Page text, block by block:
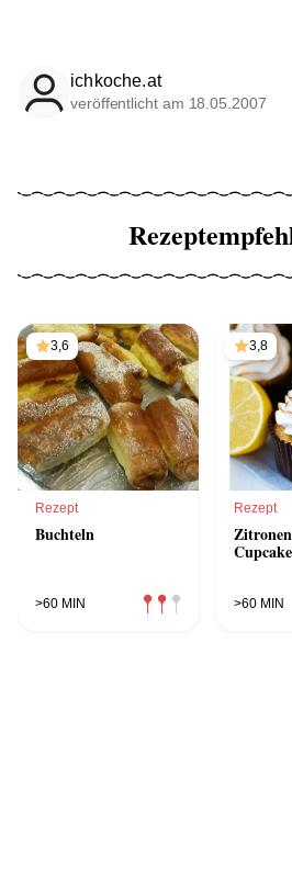
ichkoche.at
veröffentlicht am 18.05.2007
3,6
Rezept
Buchteln
>60 MIN
3,8
Rezept
>60 MIN